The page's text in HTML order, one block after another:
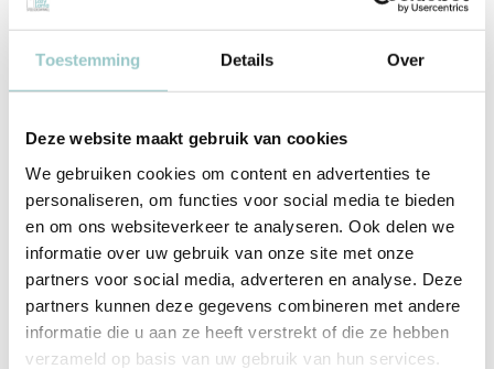
Toestemming Details Over
Deze website maakt gebruik van cookies
We gebruiken cookies om content en advertenties te
personaliseren, om functies voor social media te bieden
en om ons websiteverkeer te analyseren. Ook delen we
informatie over uw gebruik van onze site met onze
partners voor social media, adverteren en analyse. Deze
partners kunnen deze gegevens combineren met andere
informatie die u aan ze heeft verstrekt of die ze hebben
verzameld op basis van uw gebruik van hun services.
Voor 15:00 besteld, dezelfde werkdag verzonden
Met zorg ingepakt vanuit onze conceptstore
Auto Motor skull
Met zijn doordringende oog scant de bestuurder van de Motor skull
de horizon. Als half skelet en half mens, jaagt hij zijn tegenstanders
Inhoud: 1 metalen auto + 1 vastgeplakte personage.
Productspecificaties